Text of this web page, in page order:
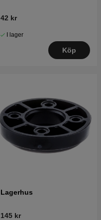
42 kr
I lager
Köp
Lagerhus
145 kr